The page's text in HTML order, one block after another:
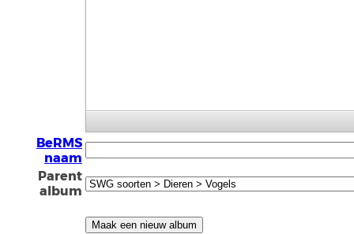
BeRMS
naam
Parent
album